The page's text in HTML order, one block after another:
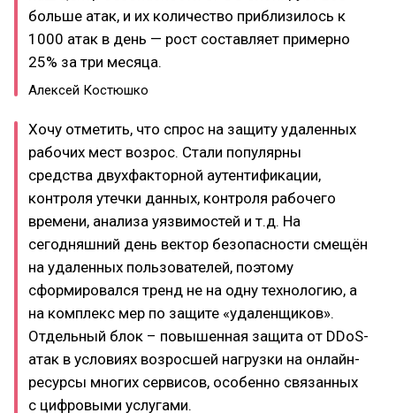
больше атак, и их количество приблизилось к
1000 атак в день — рост составляет примерно
25% за три месяца.
Алексей Костюшко
Хочу отметить, что спрос на защиту удаленных
рабочих мест возрос. Стали популярны
средства двухфакторной аутентификации,
контроля утечки данных, контроля рабочего
времени, анализа уязвимостей и т.д. На
сегодняшний день вектор безопасности смещён
на удаленных пользователей, поэтому
сформировался тренд не на одну технологию, а
на комплекс мер по защите «удаленщиков».
Отдельный блок – повышенная защита от DDoS-
атак в условиях возросшей нагрузки на онлайн-
ресурсы многих сервисов, особенно связанных
с цифровыми услугами.